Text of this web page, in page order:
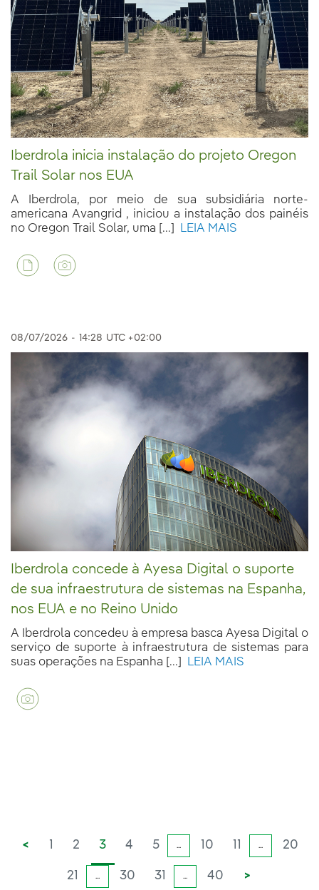
Iberdrola inicia instalação do projeto Oregon
Trail Solar nos EUA
A Iberdrola, por meio de sua subsidiária norte-
americana Avangrid , iniciou a instalação dos painéis
no Oregon Trail Solar, uma [...]
LEIA MAIS
08/07/2026 - 14:28 UTC +02:00
Iberdrola concede à Ayesa Digital o suporte
de sua infraestrutura de sistemas na Espanha,
nos EUA e no Reino Unido
A Iberdrola concedeu à empresa basca Ayesa Digital o
serviço de suporte à infraestrutura de sistemas para
suas operações na Espanha [...]
LEIA MAIS
< 1 2 3 4 5 ... 10 11 ... 20
21 ... 30 31 ... 40 >